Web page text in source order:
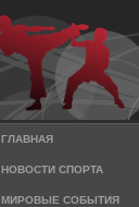
ГЛАВНАЯ
НОВОСТИ СПОРТА
МИРОВЫЕ СОБЫТИЯ